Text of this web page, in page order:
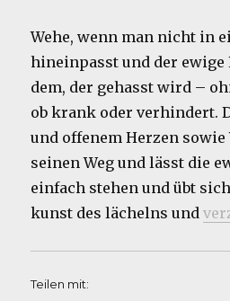
Wehe, wenn man nicht in
hineinpasst und der ewige
dem, der gehasst wird –
ob krank oder verhindert.
und offenem Herzen
seinen Weg und lässt die
einfach stehen und übt
kunst des lächelns und
Teilen mit: